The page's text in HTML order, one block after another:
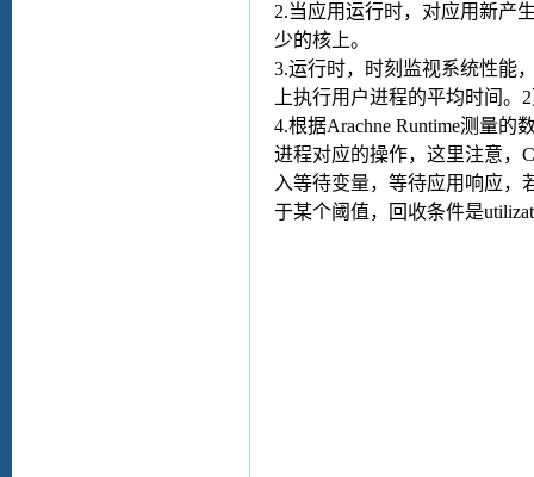
2.当应用运行时，对应用新产
少的核上。
3.运行时，时刻监视系统性能
上执行用户进程的平均时间。 2
4.根据Arachne Runtime测量的
进程对应的操作，这里注意，
入等待变量，等待应用响应，
于某个阈值，回收条件是